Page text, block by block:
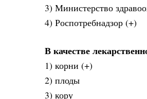
3) Министерство
4) Роспотребнадзор (+)
В качестве
1) корни (+)
2) плоды
3) кору